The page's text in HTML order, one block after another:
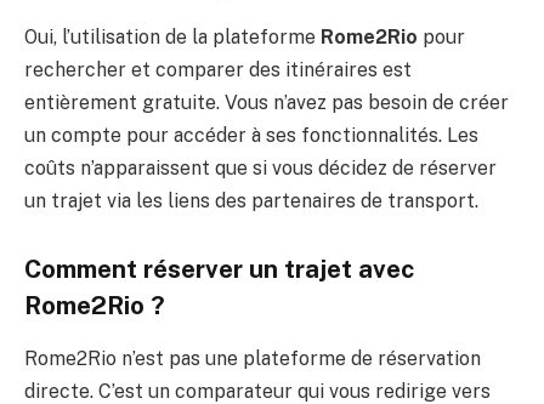
Oui, l’utilisation de la plateforme Rome2Rio pour
rechercher et comparer des itinéraires est
entièrement gratuite. Vous n’avez pas besoin de créer
un compte pour accéder à ses fonctionnalités. Les
coûts n’apparaissent que si vous décidez de réserver
un trajet via les liens des partenaires de transport.
Comment réserver un trajet avec
Rome2Rio ?
Rome2Rio n’est pas une plateforme de réservation
directe. C’est un comparateur qui vous redirige vers